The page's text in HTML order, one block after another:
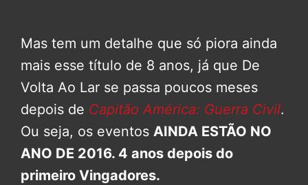
Mas tem um detalhe que só piora ainda
mais esse título de 8 anos, já que De
Volta Ao Lar se passa poucos meses
depois de Capitão América: Guerra Civil.
Ou seja, os eventos AINDA ESTÃO NO
ANO DE 2016. 4 anos depois do
primeiro Vingadores.